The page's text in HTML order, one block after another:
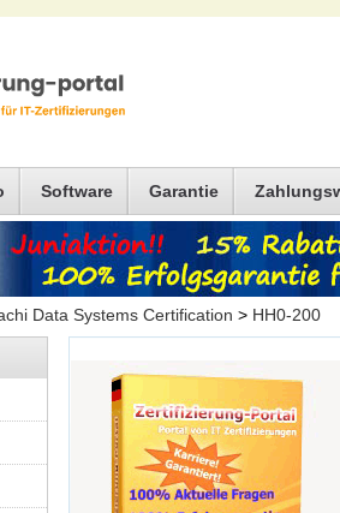
Software Garantie
Data Systems Certification > HH0-200